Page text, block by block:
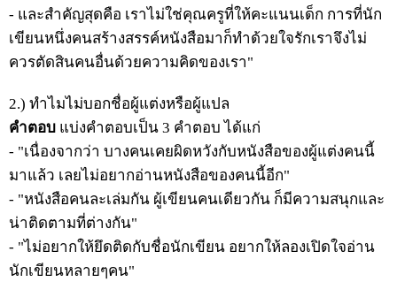
- และสำคัญสุดคือ เราไม่ใช่คุณครูที่ให้คะแนนเด็ก การที่นัก
เขียนหนึ่งคนสร้างสรรค์หนังสือมาก็ทำด้วยใจรักเราจึงไม่
ควรตัดสินคนอื่นด้วยความคิดของเรา"
2.) ทำไมไม่บอกชื่อผู้แต่งหรือผู้แปล
คำตอบ แบ่งคำตอบเป็น 3 คำตอบ ได้แก่
- "เนื่องจากว่า บางคนเคยผิดหวังกับหนังสือของผู้แต่งคนนี้
มาแล้ว เลยไม่อยากอ่านหนังสือของคนนี้อีก"
- "หนังสือคนละเล่มกัน ผู้เขียนคนเดียวกัน ก็มีความสนุกและ
น่าติดตามที่ต่างกัน"
- "ไม่อยากให้ยึดติดกับชื่อนักเขียน อยากให้ลองเปิดใจอ่าน
นักเขียนหลายๆคน"